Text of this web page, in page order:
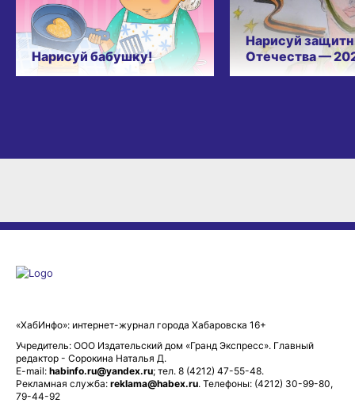
Нарисуй бабушку!
Нарисуй
Отечества —
«ХабИнфо»: интернет-журнал города Хабаровска 16+
Учредитель: ООО Издательский дом «Гранд Экспресс». Главный
редактор - Сорокина Наталья Д.
E-mail: habinfo.ru@yandex.ru; тел. 8 (4212) 47-55-48.
Рекламная служба: reklama@habex.ru. Телефоны: (4212) 30-99-80,
79-44-92